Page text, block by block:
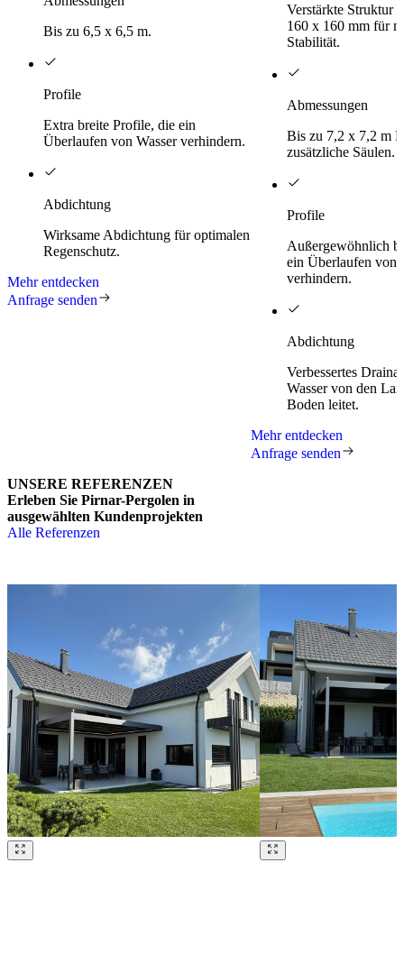
Bis zu 6,5 x 6,5 m.
Profile
Extra breite Profile, die ein
Überlaufen von Wasser verhindern.
Abdichtung
Wirksame Abdichtung für optimalen
Regenschutz.
Mehr entdecken
Anfrage senden
Verstärkte Struktur
160 x 160 mm für
Stabilität.
Abmessungen
Bis zu 7,2 x 7,2 m
zusätzliche Säulen.
Profile
Außergewöhnlich
ein Überlaufen von
verhindern.
Abdichtung
Verbessertes
Wasser von den
Boden leitet.
Mehr entdecken
Anfrage senden
UNSERE REFERENZEN
Erleben Sie Pirnar-Pergolen in
ausgewählten Kundenprojekten
Alle Referenzen